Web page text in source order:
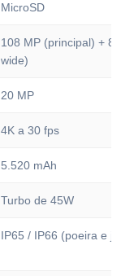
MicroSD
108 MP (principal) + 8
wide)
20 MP
4K a 30 fps
5.520 mAh
Turbo de 45W
IP65 / IP66 (poeira e